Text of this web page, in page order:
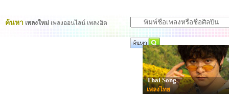
ค้นหา เพลงใหม่ เพลงออนไลน์ เพลงฮิต
Thai Song
เพลงไทย